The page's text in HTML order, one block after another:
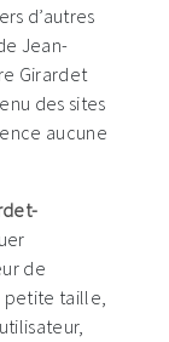
d’autres
Jean-
Girardet
des sites
aucune
de
petite taille,